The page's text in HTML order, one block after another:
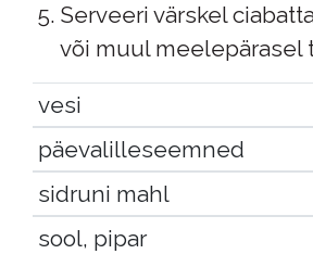
Serveeri värskel
või muul meelepärasel
vesi
päevalilleseemned
sidruni mahl
sool, pipar